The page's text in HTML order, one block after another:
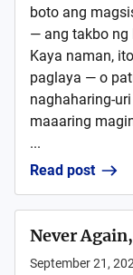
boto ang
— ang takbo ng
Kaya naman,
paglaya — o
naghaharing-
maaaring
...
Read post
Never
September 21,